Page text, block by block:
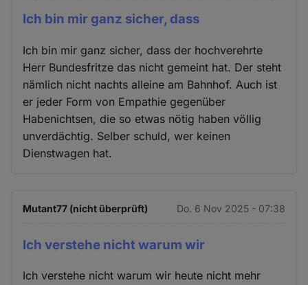
Ich bin mir ganz sicher, dass
Ich bin mir ganz sicher, dass der hochverehrte
Herr Bundesfritze das nicht gemeint hat. Der steht
nämlich nicht nachts alleine am Bahnhof. Auch ist
er jeder Form von Empathie gegenüber
Habenichtsen, die so etwas nötig haben völlig
unverdächtig. Selber schuld, wer keinen
Dienstwagen hat.
Mutant77 (nicht überprüft) Do. 6 Nov 2025 - 07:38
Ich verstehe nicht warum wir
Ich verstehe nicht warum wir heute nicht mehr